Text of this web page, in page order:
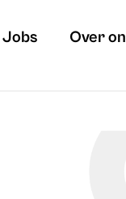
Jobs Over